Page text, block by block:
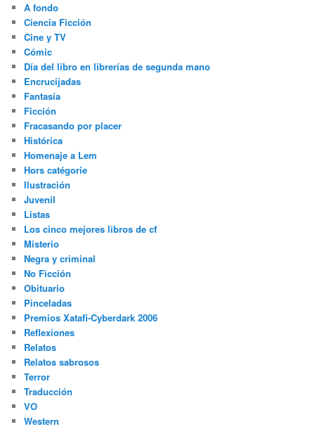
A fondo
Ciencia Ficción
Cine y TV
Cómic
Día del libro en librerías de segunda mano
Encrucijadas
Fantasía
Ficción
Fracasando por placer
Histórica
Homenaje a Lem
Hors catégorie
Ilustración
Juvenil
Listas
Los cinco mejores libros de cf
Misterio
Negra y criminal
No Ficción
Obituario
Pinceladas
Premios Xatafi-Cyberdark 2006
Reflexiones
Relatos
Relatos sabrosos
Terror
Traducción
VO
Western